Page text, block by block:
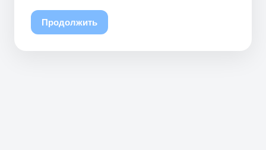
Продолжить